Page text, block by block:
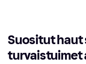
Suositut haut
turvaistuimet